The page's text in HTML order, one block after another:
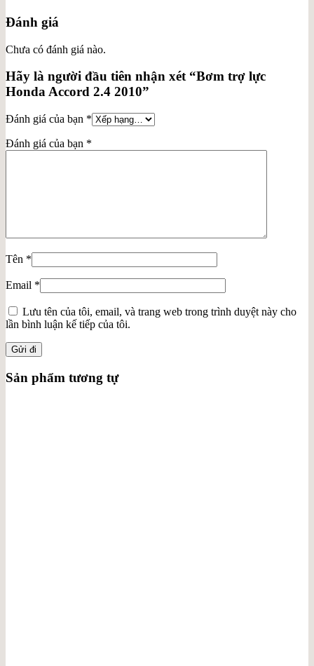
Đánh giá
Chưa có đánh giá nào.
Hãy là người đầu tiên nhận xét “Bơm trợ lực
Honda Accord 2.4 2010”
Đánh giá của bạn *
Đánh giá của bạn *
Tên *
Email *
Lưu tên của tôi, email, và trang web trong trình duyệt này cho
lần bình luận kế tiếp của tôi.
Sản phẩm tương tự